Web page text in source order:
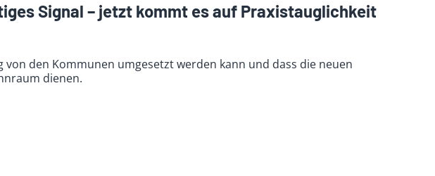
Signal – jetzt kommt es auf Praxistauglichkeit
den Kommunen umgesetzt werden kann und dass die neuen
dienen.